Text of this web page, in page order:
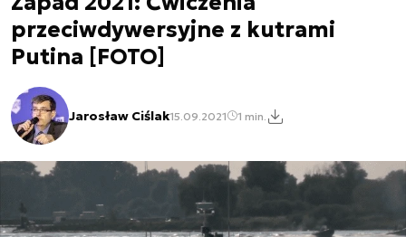
przeciwdywersyjne z kutrami
Putina [FOTO]
Jarosław Ciślak15.09.2021 1 min.